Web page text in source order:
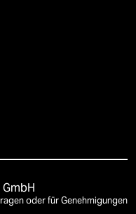
oder für Genehmigungen